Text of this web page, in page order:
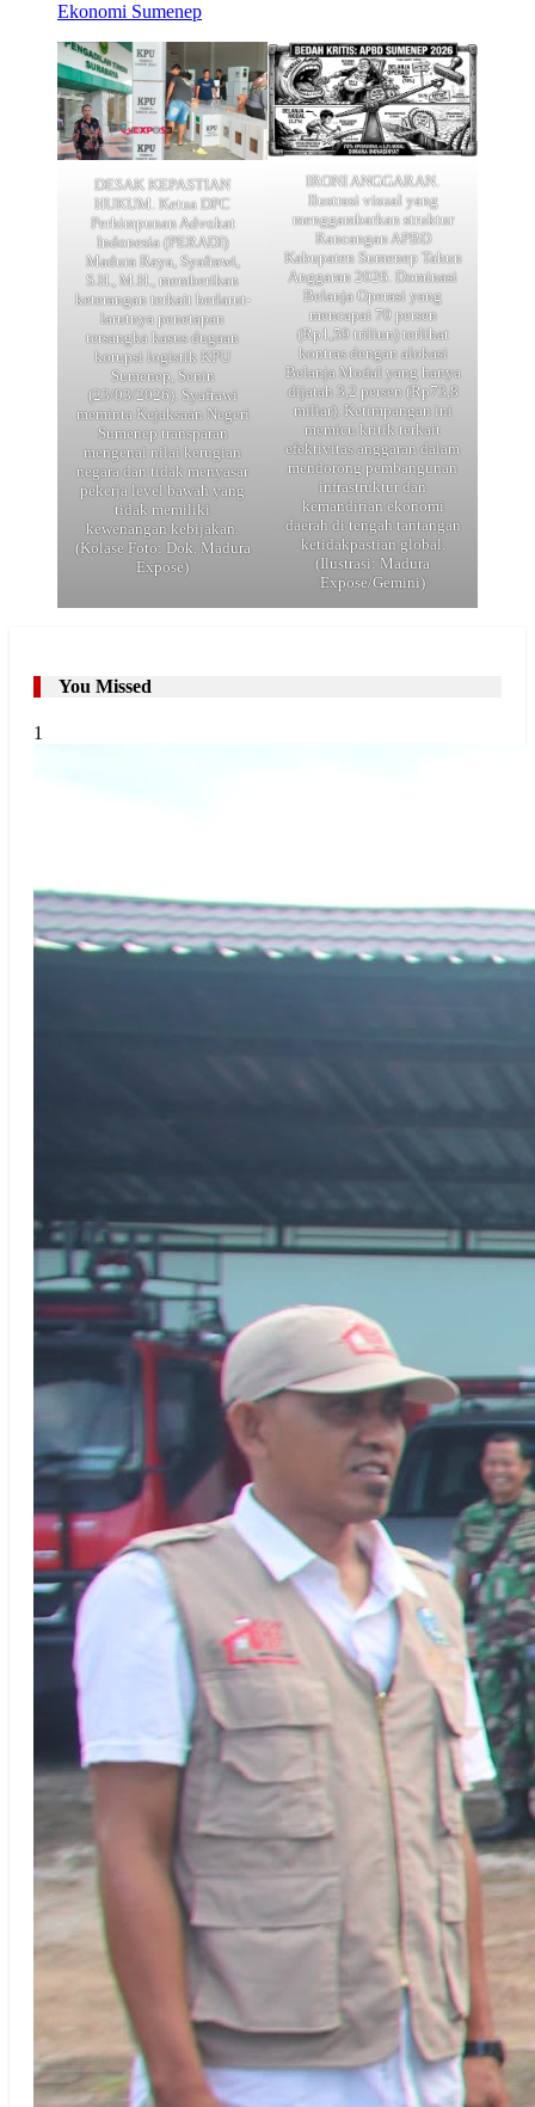
Ekonomi Sumenep
DESAK KEPASTIAN
HUKUM. Ketua DPC
Perhimpunan Advokat
Indonesia (PERADI)
Madura Raya, Syafrawi,
S.H., M.H., memberikan
keterangan terkait berlarut-
larutnya penetapan
tersangka kasus dugaan
korupsi logistik KPU
Sumenep, Senin
(23/03/2026). Syafrawi
meminta Kejaksaan Negeri
Sumenep transparan
mengenai nilai kerugian
negara dan tidak menyasar
pekerja level bawah yang
tidak memiliki
kewenangan kebijakan.
(Kolase Foto: Dok. Madura
Expose)
IRONI ANGGARAN.
Ilustrasi visual yang
menggambarkan struktur
Rancangan APBD
Kabupaten Sumenep Tahun
Anggaran 2026. Dominasi
Belanja Operasi yang
mencapai 70 persen
(Rp1,59 triliun) terlihat
kontras dengan alokasi
Belanja Modal yang hanya
dijatah 3,2 persen (Rp73,8
miliar). Ketimpangan ini
memicu kritik terkait
efektivitas anggaran dalam
mendorong pembangunan
infrastruktur dan
kemandirian ekonomi
daerah di tengah tantangan
ketidakpastian global.
(Ilustrasi: Madura
Expose/Gemini)
You Missed
1